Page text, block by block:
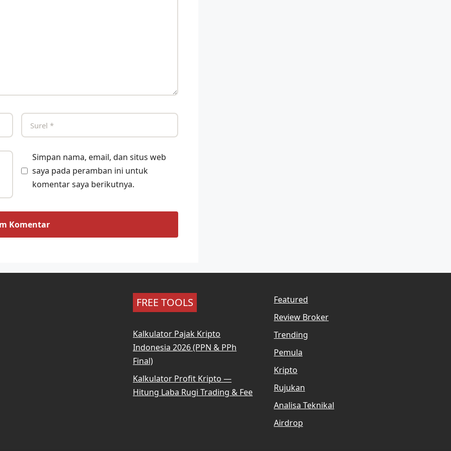
Simpan nama, email, dan situs web
saya pada peramban ini untuk
komentar saya berikutnya.
FREE TOOLS
Kalkulator Pajak Kripto
Indonesia 2026 (PPN & PPh
Final)
Kalkulator Profit Kripto —
Hitung Laba Rugi Trading & Fee
Featured
Review Broker
Trending
Pemula
Kripto
Rujukan
Analisa Teknikal
Airdrop